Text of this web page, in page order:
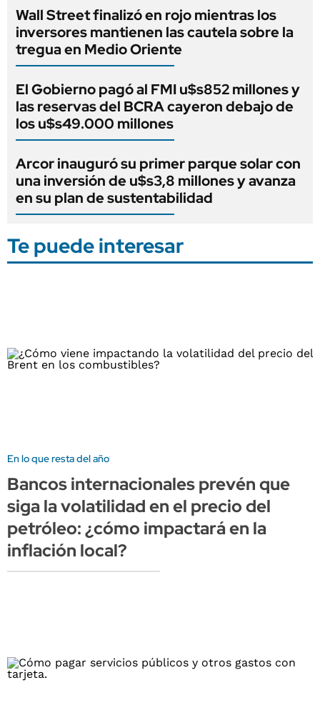
Wall Street finalizó en rojo mientras los
inversores mantienen las cautela sobre la
tregua en Medio Oriente
El Gobierno pagó al FMI u$s852 millones y
las reservas del BCRA cayeron debajo de
los u$s49.000 millones
Arcor inauguró su primer parque solar con
una inversión de u$s3,8 millones y avanza
en su plan de sustentabilidad
Te puede interesar
En lo que resta del año
Bancos internacionales prevén que
siga la volatilidad en el precio del
petróleo: ¿cómo impactará en la
inflación local?